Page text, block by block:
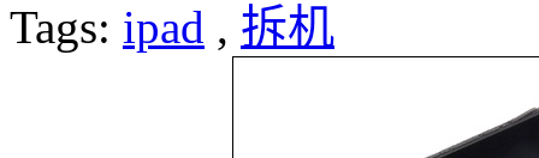
Tags: ipad , 拆机